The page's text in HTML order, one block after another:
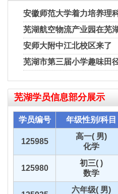
安徽师范大学着力培养理
芜湖航空物流产业园在芜
安师大附中江北校区来了
芜湖市第三届小学趣味田
芜湖学员信息部分展示
学员编号 年级性别/科目
125985
高一( 男)
化学
125980
初三( )
数学
六年级( 男)